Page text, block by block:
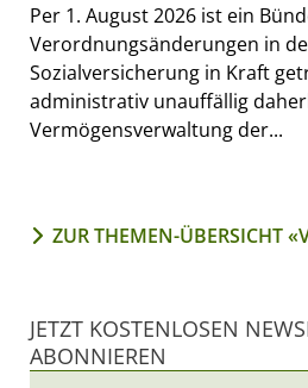
Per 1. August 2026 ist ein
Verordnungsänderungen in
Sozialversicherung in Kraft
administrativ unauffällig
Vermögensverwaltung der...
ZUR THEMEN-ÜBERSICHT
JETZT KOSTENLOSEN
ABONNIEREN